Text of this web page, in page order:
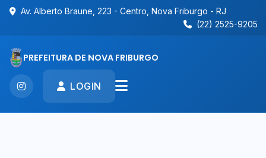
Av. Alberto Braune, 223 - Centro, Nova Friburgo - RJ
(22) 2525-9205
PREFEITURA DE NOVA FRIBURGO
LOGIN